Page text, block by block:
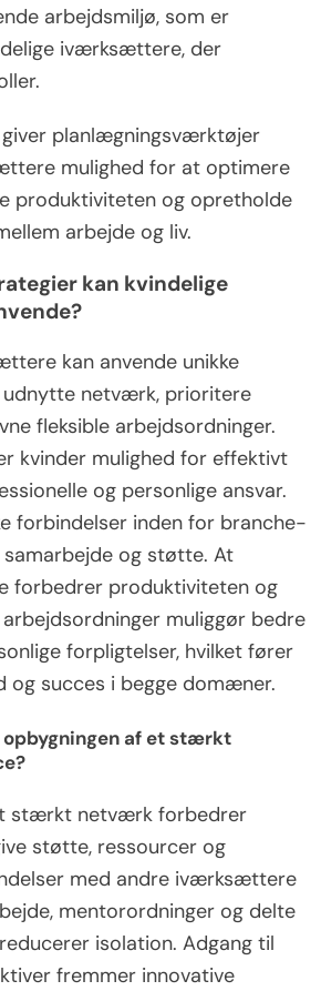
arbejdsmiljø, som er
iværksættere, der
planlægningsværktøjer
mulighed for at optimere
produktiviteten og opretholde
arbejde og liv.
kan kvindelige
kan anvende unikke
netværk, prioritere
fleksible arbejdsordninger.
kvinder mulighed for effektivt
og personlige ansvar.
forbindelser inden for branche-
og støtte. At
forbedrer produktiviteten og
muliggør bedre
forpligtelser, hvilket fører
og succes i begge domæner.
af et stærkt
stærkt netværk forbedrer
støtte, ressourcer og
med andre iværksættere
mentorordninger og delte
isolation. Adgang til
fremmer innovative